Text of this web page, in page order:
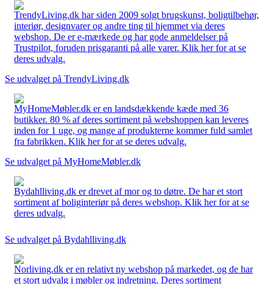
TrendyLiving.dk har siden 2009 solgt brugskunst, boligtilbehør,
interiør, designvarer og andre ting til hjemmet via deres
webshop. De er e-mærkede og har gode anmeldelser på
Trustpilot, foruden prisgaranti på alle varer. Klik her for at se
deres udvalg.
Se udvalget på TrendyLiving.dk
MyHomeMøbler.dk er en landsdækkende kæde med 36
butikker. 80 % af deres sortiment på webshoppen kan leveres
inden for 1 uge, og mange af produkterne kommer fuld samlet
fra fabrikken. Klik her for at se deres udvalg.
Se udvalget på MyHomeMøbler.dk
Bydahlliving.dk er drevet af mor og to døtre. De har et stort
sortiment af boliginteriør på deres webshop. Klik her for at se
deres udvalg.
Se udvalget på Bydahlliving.dk
Norliving.dk er en relativt ny webshop på markedet, og de har
et stort udvalg i møbler og indretning. Deres sortiment